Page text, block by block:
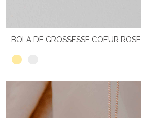
BOLA DE GROSSESSE COEUR ROSE